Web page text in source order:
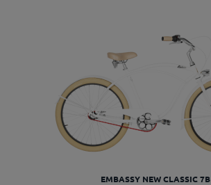
EMBASSY NEW CLASSIC 7B